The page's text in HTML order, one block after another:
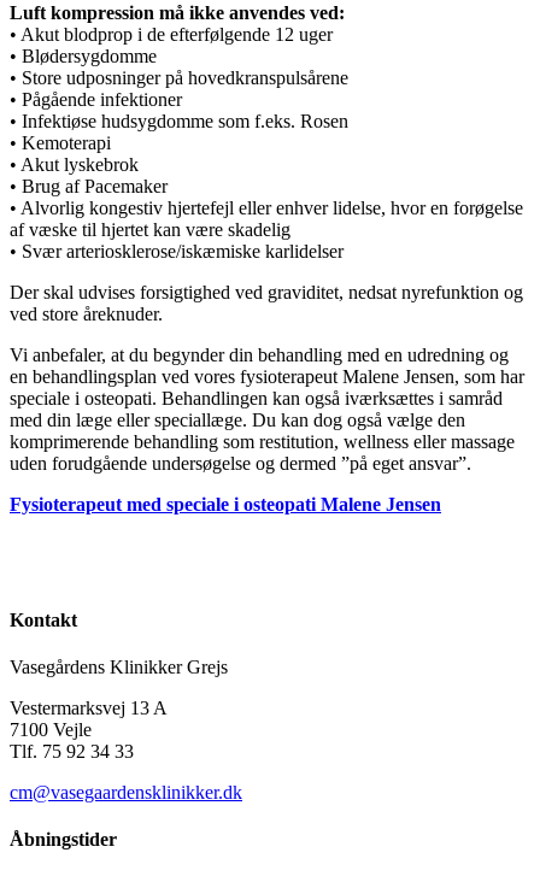
Luft kompression må ikke anvendes ved:
• Akut blodprop i de efterfølgende 12 uger
• Blødersygdomme
• Store udposninger på hovedkranspulsårene
• Pågående infektioner
• Infektiøse hudsygdomme som f.eks. Rosen
• Kemoterapi
• Akut lyskebrok
• Brug af Pacemaker
• Alvorlig kongestiv hjertefejl eller enhver lidelse, hvor en forøgelse
af væske til hjertet kan være skadelig
• Svær arteriosklerose/iskæmiske karlidelser
Der skal udvises forsigtighed ved graviditet, nedsat nyrefunktion og
ved store åreknuder.
Vi anbefaler, at du begynder din behandling med en udredning og
en behandlingsplan ved vores fysioterapeut Malene Jensen, som har
speciale i osteopati. Behandlingen kan også iværksættes i samråd
med din læge eller speciallæge. Du kan dog også vælge den
komprimerende behandling som restitution, wellness eller massage
uden forudgående undersøgelse og dermed ”på eget ansvar”.
Fysioterapeut med speciale i osteopati Malene Jensen
Kontakt
Vasegårdens Klinikker Grejs
Vestermarksvej 13 A
7100 Vejle
Tlf. 75 92 34 33
cm@vasegaardensklinikker.dk
Åbningstider